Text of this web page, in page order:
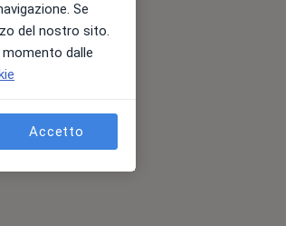
Se
del nostro sito.
dalle
Accetto